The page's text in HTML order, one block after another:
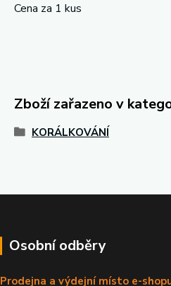
Cena za 1 kus
Zboží zařazeno v
KORÁLKOVÁNÍ
Osobní odběry
Prodejna a výdejní místo e-